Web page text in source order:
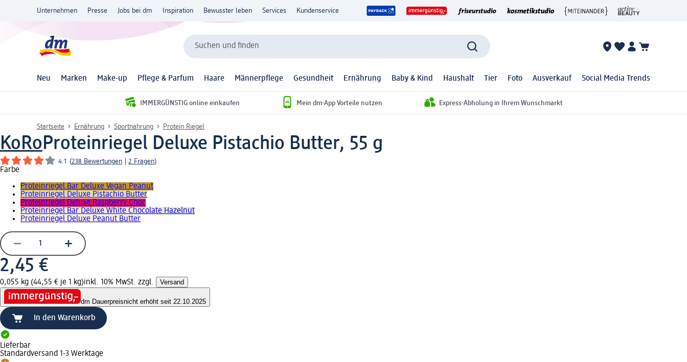
Unternehmen Presse Jobs bei dm Inspiration Bewusster leben Services Kundenservice
Suchen und finden
Neu Marken Make-up Pflege & Parfum Haare Männerpflege Gesundheit Ernährung Baby & Kind Haushalt Tier Foto Ausverkauf Social Media Trends
IMMERGÜNSTIG online einkaufen Mein dm-App Vorteile nutzen Express-Abholung in Ihrem Wunschmarkt
Startseite Ernährung Sportnahrung Protein Riegel
KoRoProteinriegel Deluxe Pistachio Butter, 55 g
4.1 (238 Bewertungen 2 Fragen)
Farbe
Proteinriegel Bar Deluxe Vegan Peanut
Proteinriegel Deluxe Pistachio Butter
Proteinriegel Deluxe Raspberry Choc
Proteinriegel Bar Deluxe White Chocolate Hazelnut
Proteinriegel Deluxe Peanut Butter
2,45 €
0,055 kg (44,55 € je 1 kg)inkl. 10% MwSt. zzgl. Versand
dm Dauerpreisnicht erhöht seit 22.10.2025
In den Warenkorb
Lieferbar
Standardversand 1-3 Werktage